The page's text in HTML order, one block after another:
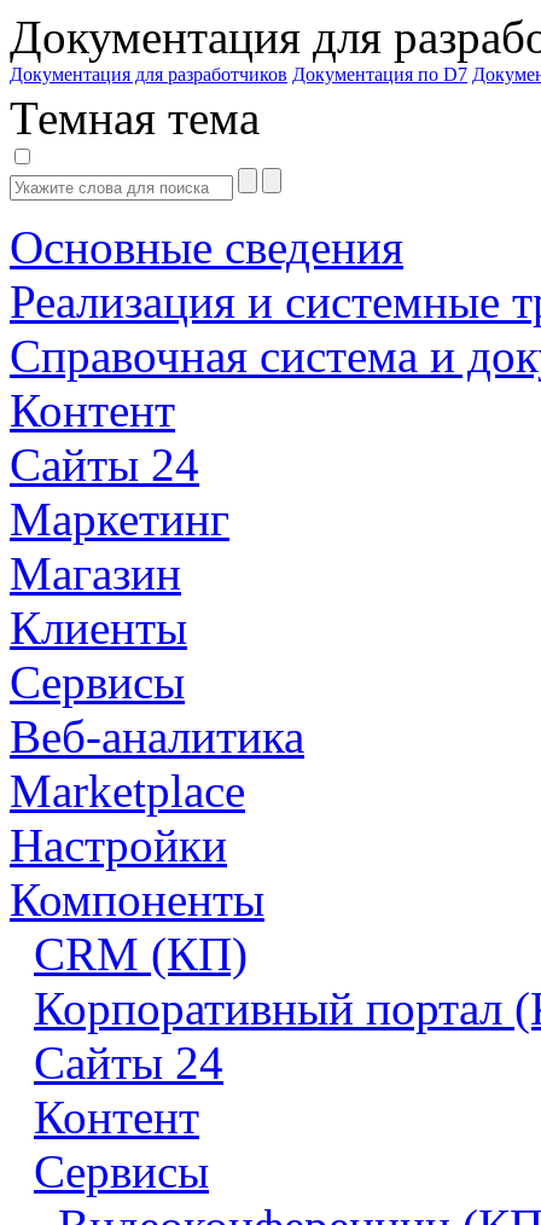
Документация для
Документация для разработчиков Документация по D7
Темная тема
Основные сведения
Реализация и системные
Справочная система и
Контент
Сайты 24
Маркетинг
Магазин
Клиенты
Сервисы
Веб-аналитика
Marketplace
Настройки
Компоненты
CRM (КП)
Корпоративный портал
Сайты 24
Контент
Сервисы